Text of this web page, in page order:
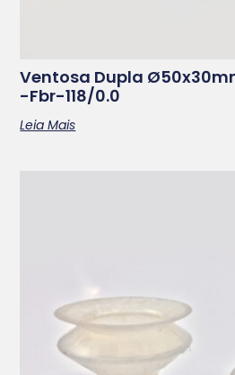
Ventosa Dupla
-fbr-118/0.0
Leia Mais